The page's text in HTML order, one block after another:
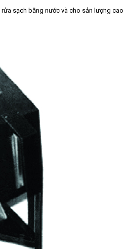
sạch bằng nước và cho sản lượng cao